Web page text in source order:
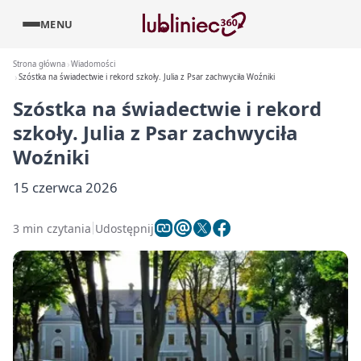
MENU
Strona główna Wiadomości
Szóstka na świadectwie i rekord szkoły. Julia z Psar zachwyciła Woźniki
Szóstka na świadectwie i rekord
szkoły. Julia z Psar zachwyciła
Woźniki
15 czerwca 2026
3 min czytania Udostępnij